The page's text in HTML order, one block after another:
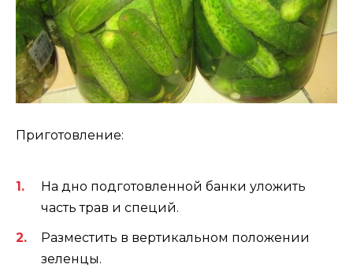
Приготовление:
На дно подготовленной банки уложить
часть трав и специй.
Разместить в вертикальном положении
зеленцы.